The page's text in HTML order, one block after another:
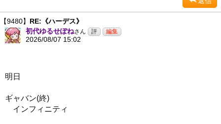
【9480】 RE:《ハーデス》
初代ゆるせぽねさん
2026/08/07 15:02
明日
ギャバン(終)
インフィニティ